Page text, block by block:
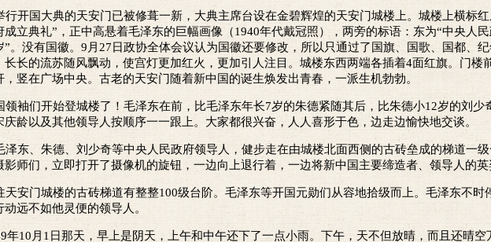
开国大典的天安门已被修葺一新，大典主席台设在金碧辉煌的天安门城楼上。城楼上横标
成立典礼”，正中高悬着毛泽东的巨幅画像（1940年代戴冠照），两旁的标语：东为“中央人
”。没有国徽。9月27日政协全体会议认为国徽还要修改，所以只通过了国旗、国歌、国都、
长长的流苏随风飘动，使宫灯更加红火，更加引人注目。城楼东西两端各插着4面红旗。门楼
，竖在广场中央。古老的天安门随着新中国的诞生焕发出青春，一派生机勃勃。
袖们开始登城楼了！毛泽东在前，比毛泽东年长7岁的朱德紧随其后，比朱德小12岁的刘少
庆龄以及其他领导人按顺序一一跟上。大家都很兴奋，人人喜形于色，边走边愉快地交谈。
东、朱德、刘少奇等中央人民政府领导人，健步走在由城楼北面西侧的古砖垒成的梯道一
影师们，立即打开了摄像机的旋钮，一边向上退行着，一边将新中国主要缔造者、领导人的
安门城楼的古砖梯道有整整100级台阶。毛泽东等开国元勋们从容地拾级而上。毛泽东不时
动远不如他灵便的领导人。
10月1日那天，早上是阴天，上午和中午还下了一点小雨。下午，天不但放晴，而且还晴空